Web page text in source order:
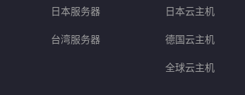
日本服务器
台湾服务器
日本云主机
德国云主机
全球云主机